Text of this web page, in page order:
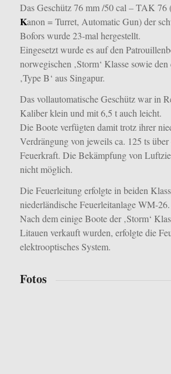
Das Geschütz 76 mm /50 cal – TAK 76
Kanon = Turret, Automatic Gun) der
Bofors wurde 23-mal hergestellt.
Eingesetzt wurde es auf den
norwegischen ‚Storm‘ Klasse sowie
‚Type B‘ aus Singapur.
Das vollautomatische Geschütz war in
Kaliber klein und mit 6,5 t auch leicht.
Die Boote verfügten damit trotz ihrer
Verdrängung von jeweils ca. 125 ts über
Feuerkraft. Die Bekämpfung von
nicht möglich.
Die Feuerleitung erfolgte in beiden
niederländische Feuerleitanlage WM-26.
Nach dem einige Boote der ‚Storm‘
Litauen verkauft wurden, erfolgte die
elektrooptisches System.
Fotos